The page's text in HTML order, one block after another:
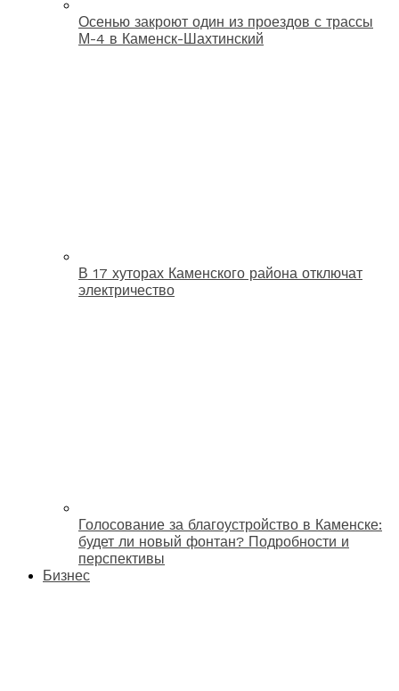
Осенью закроют один из проездов с трассы
М-4 в Каменск-Шахтинский
В 17 хуторах Каменского района отключат
электричество
Голосование за благоустройство в Каменске:
будет ли новый фонтан? Подробности и
перспективы
Бизнес